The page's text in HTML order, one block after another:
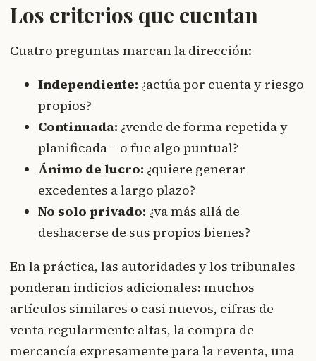
Los criterios que cuentan
Cuatro preguntas marcan la dirección:
Independiente: ¿actúa por cuenta y riesgo
propios?
Continuada: ¿vende de forma repetida y
planificada – o fue algo puntual?
Ánimo de lucro: ¿quiere generar
excedentes a largo plazo?
No solo privado: ¿va más allá de
deshacerse de sus propios bienes?
En la práctica, las autoridades y los tribunales
ponderan indicios adicionales: muchos
artículos similares o casi nuevos, cifras de
venta regularmente altas, la compra de
mercancía expresamente para la reventa, una